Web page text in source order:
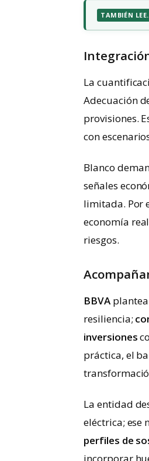
TAMBIÉN LEE.
La
Adecuación
provisiones.
con
Blanco
señales
limitada. Por
economía
riesgos.
BBVA
resiliencia;
inversiones
práctica, el
La entidad
eléctrica; ese
perfiles de